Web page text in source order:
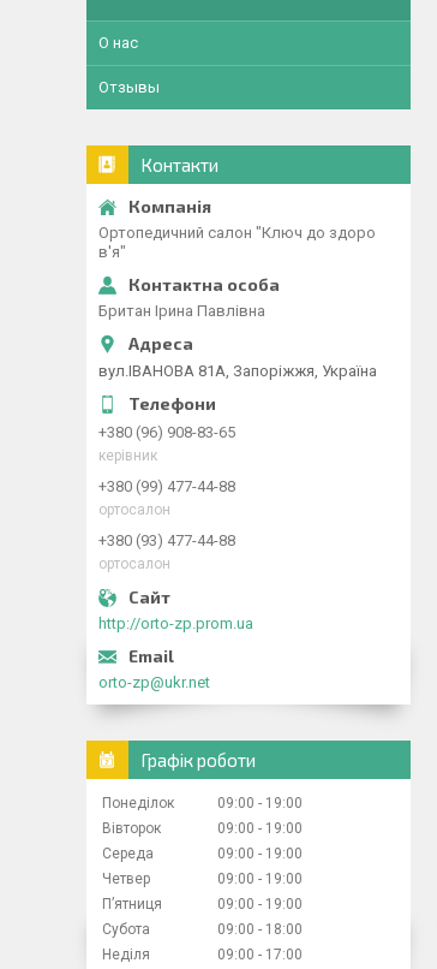
О нас
Отзывы
Контакти
Ортопедичний салон "Ключ до здоро
в'я"
Британ Ірина Павлівна
вул.ІВАНОВА 81А, Запоріжжя, Україна
+380 (96) 908-83-65
керівник
+380 (99) 477-44-88
ортосалон
+380 (93) 477-44-88
ортосалон
http://orto-zp.prom.ua
orto-zp@ukr.net
Графік роботи
Понеділок 09:00
19:00
Вівторок
09:00
19:00
Середа
09:00
19:00
Четвер
09:00
19:00
Пʼятниця
09:00
19:00
Субота
09:00
18:00
Неділя
09:00 17:00